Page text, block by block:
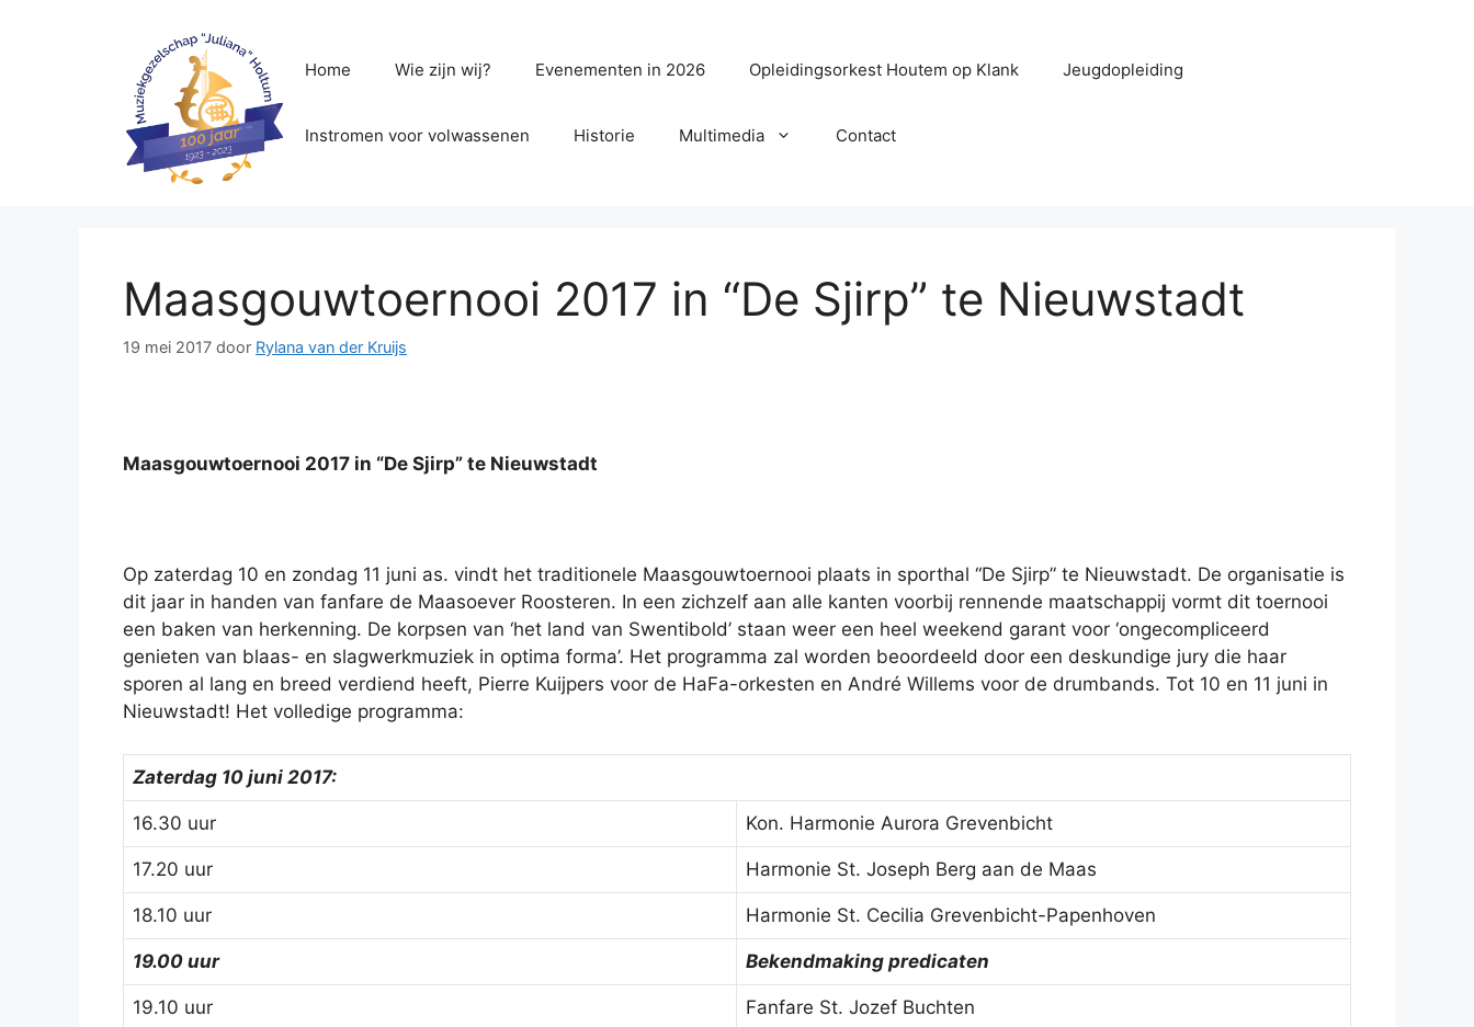
Home Wie zijn wij? Evenementen in 2026 Opleidingsorkest Houtem op Klank Jeugdopleiding
Instromen voor volwassenen Historie Multimedia Contact
Maasgouwtoernooi 2017 in “De Sjirp” te Nieuwstadt
19 mei 2017 door Rylana van der Kruijs
Maasgouwtoernooi 2017 in “De Sjirp” te Nieuwstadt
Op zaterdag 10 en zondag 11 juni as. vindt het traditionele Maasgouwtoernooi plaats in sporthal “De Sjirp” te Nieuwstadt. De organisatie is
dit jaar in handen van fanfare de Maasoever Roosteren. In een zichzelf aan alle kanten voorbij rennende maatschappij vormt dit toernooi
een baken van herkenning. De korpsen van ‘het land van Swentibold’ staan weer een heel weekend garant voor ‘ongecompliceerd
genieten van blaas- en slagwerkmuziek in optima forma’. Het programma zal worden beoordeeld door een deskundige jury die haar
sporen al lang en breed verdiend heeft, Pierre Kuijpers voor de HaFa-orkesten en André Willems voor de drumbands. Tot 10 en 11 juni in
Nieuwstadt! Het volledige programma:
Zaterdag 10 juni 2017:
16.30 uur Kon. Harmonie Aurora Grevenbicht
17.20 uur Harmonie St. Joseph Berg aan de Maas
18.10 uur Harmonie St. Cecilia Grevenbicht-Papenhoven
19.00 uur Bekendmaking predicaten
19.10 uur Fanfare St. Jozef Buchten